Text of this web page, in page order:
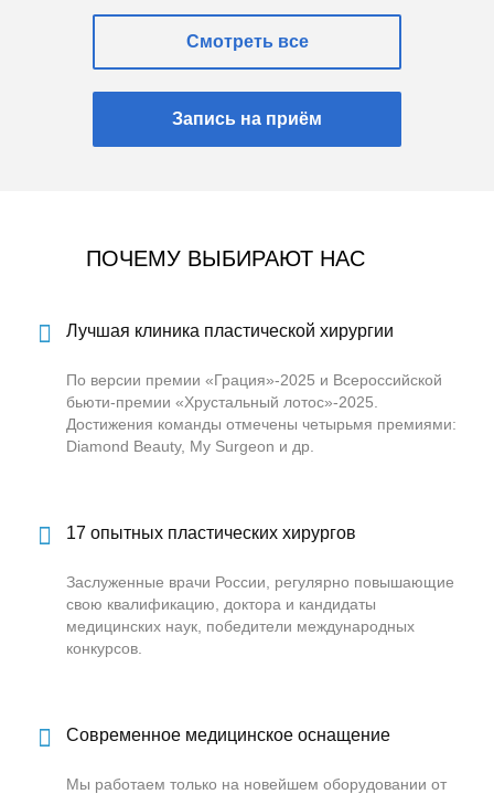
Смотреть все
Запись на приём
ПОЧЕМУ ВЫБИРАЮТ НАС
Лучшая клиника пластической хирургии
По версии премии «Грация»-2025 и Всероссийской
бьюти-премии «Хрустальный лотос»-2025.
Достижения команды отмечены четырьмя премиями:
Diamond Beauty, My Surgeon и др.
17 опытных пластических хирургов
Заслуженные врачи России, регулярно повышающие
свою квалификацию, доктора и кандидаты
медицинских наук, победители международных
конкурсов.
Современное медицинское оснащение
Мы работаем только на новейшем оборудовании от